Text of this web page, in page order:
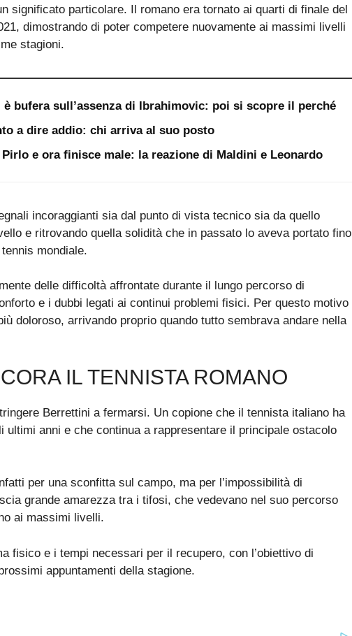
significato particolare. Il romano era tornato ai quarti di finale del
dimostrando di poter competere nuovamente ai massimi livelli
stagioni.
bufera sull’assenza di Ibrahimovic: poi si scopre il perché
a dire addio: chi arriva al suo posto
e ora finisce male: la reazione di Maldini e Leonardo
incoraggianti sia dal punto di vista tecnico sia da quello
e ritrovando quella solidità che in passato lo aveva portato fino
mondiale.
delle difficoltà affrontate durante il lungo percorso di
e i dubbi legati ai continui problemi fisici. Per questo motivo
doloroso, arrivando proprio quando tutto sembrava andare nella
IL TENNISTA ROMANO
Berrettini a fermarsi. Un copione che il tennista italiano ha
ultimi anni e che continua a rappresentare il principale ostacolo
per una sconfitta sul campo, ma per l’impossibilità di
grande amarezza tra i tifosi, che vedevano nel suo percorso
ai massimi livelli.
fisico e i tempi necessari per il recupero, con l’obiettivo di
appuntamenti della stagione.